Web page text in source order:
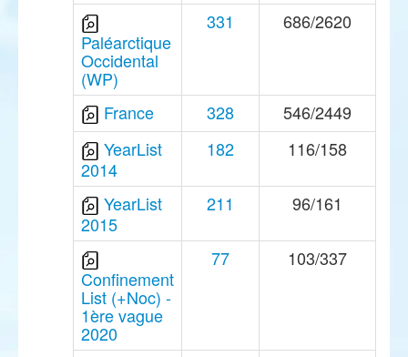
Paléarctique
Occidental
(WP)
331 686/2620
France 328
546/2449
YearList
2014
182 116/158
YearList
2015
211 96/161
Confinement
List (+Noc) -
1ère vague
2020
77 103/337